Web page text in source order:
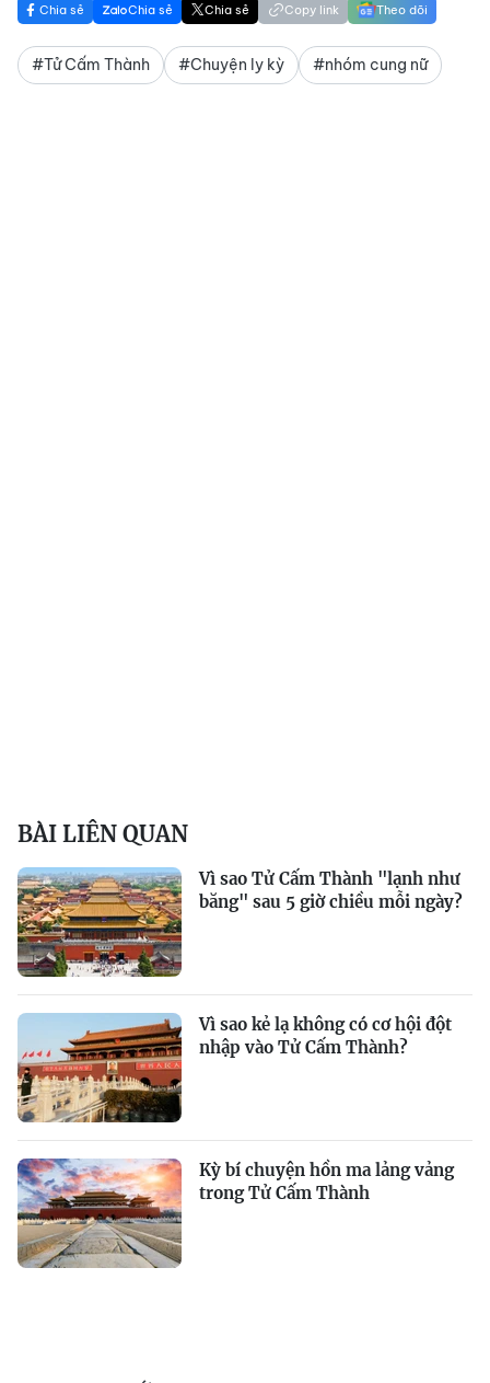
Chia sẻ Chia sẻ Chia sẻ Copy link Theo dõi
#Tử Cấm Thành #Chuyện ly kỳ #nhóm cung nữ
BÀI LIÊN QUAN
Vì sao Tử Cấm Thành "lạnh như
băng" sau 5 giờ chiều mỗi ngày?
Vì sao kẻ lạ không có cơ hội đột
nhập vào Tử Cấm Thành?
Kỳ bí chuyện hồn ma lảng vảng
trong Tử Cấm Thành